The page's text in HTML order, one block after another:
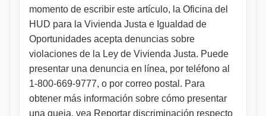
momento de escribir este artículo, la Oficina del
HUD para la Vivienda Justa e Igualdad de
Oportunidades acepta denuncias sobre
violaciones de la Ley de Vivienda Justa. Puede
presentar una denuncia en línea, por teléfono al
1-800-669-9777, o por correo postal. Para
obtener más información sobre cómo presentar
una queja, vea Reportar discriminación respecto